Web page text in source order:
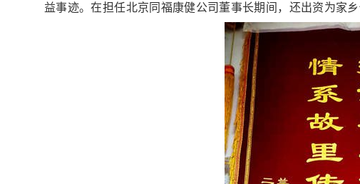
益事迹。在担任北京同福康健公司董事长期间，还出资为家